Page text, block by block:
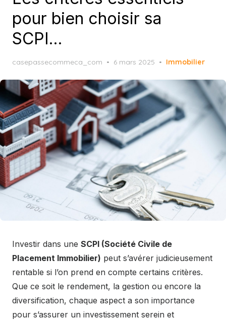
pour bien choisir sa
SCPI…
casepassecommeca_com
Posted
6 mars 2025 Immobilier
Investir dans une SCPI (Société Civile de
Placement Immobilier) peut s’avérer judicieusement
rentable si l’on prend en compte certains critères.
Que ce soit le rendement, la gestion ou encore la
diversification, chaque aspect a son importance
pour s’assurer un investissement serein et